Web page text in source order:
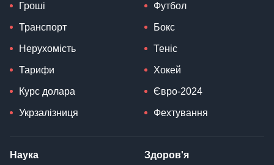
Гроші
Транспорт
Нерухомість
Тарифи
Курс долара
Укрзалізниця
Футбол
Бокс
Теніс
Хокей
Євро-2024
Фехтування
Наука Здоров'я